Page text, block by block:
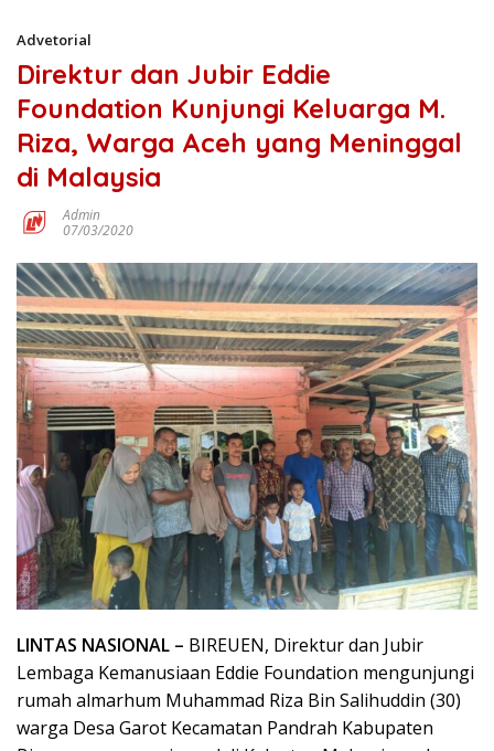
Advetorial
Direktur dan Jubir Eddie
Foundation Kunjungi Keluarga M.
Riza, Warga Aceh yang Meninggal
di Malaysia
Admin
07/03/2020
LINTAS NASIONAL – BIREUEN, Direktur dan Jubir
Lembaga Kemanusiaan Eddie Foundation mengunjungi
rumah almarhum Muhammad Riza Bin Salihuddin (30)
warga Desa Garot Kecamatan Pandrah Kabupaten